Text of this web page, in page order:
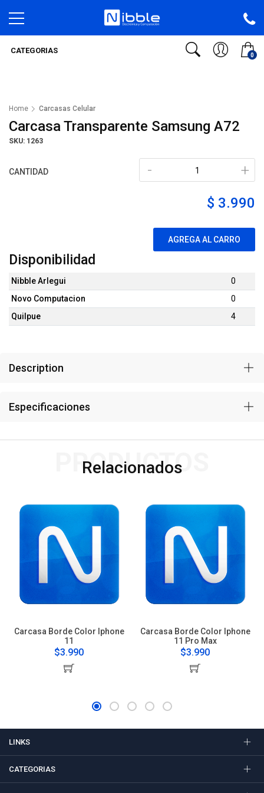
0
CATEGORIAS
Home Carcasas Celular
Carcasa Transparente Samsung A72
SKU: 1263
CANTIDAD +
-
$ 3.990
AGREGA AL CARRO
Disponibilidad
Nibble Arlegui
0
Novo Computacion
0
Quilpue
4
Description
Especificaciones
Relacionados
PRODUCTOS
Carcasa Borde Color Iphone
11
$3.990
Carcasa Borde Color Iphone
11 Pro Max
$3.990
LINKS
CATEGORIAS